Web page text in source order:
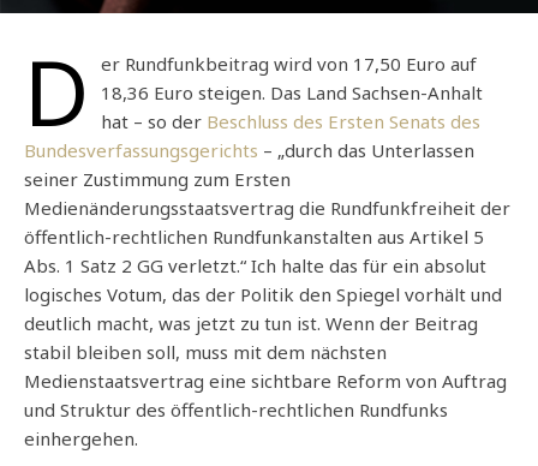
D
er Rundfunkbeitrag wird von 17,50 Euro auf
18,36 Euro steigen. Das Land Sachsen-Anhalt
hat – so der Beschluss des Ersten Senats des
Bundesverfassungsgerichts – „durch das Unterlassen
seiner Zustimmung zum Ersten
Medienänderungsstaatsvertrag die Rundfunkfreiheit der
öffentlich-rechtlichen Rundfunkanstalten aus Artikel 5
Abs. 1 Satz 2 GG verletzt.“ Ich halte das für ein absolut
logisches Votum, das der Politik den Spiegel vorhält und
deutlich macht, was jetzt zu tun ist. Wenn der Beitrag
stabil bleiben soll, muss mit dem nächsten
Medienstaatsvertrag eine sichtbare Reform von Auftrag
und Struktur des öffentlich-rechtlichen Rundfunks
einhergehen.